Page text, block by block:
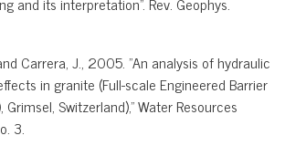
Carrera, J., 2005. "An analysis of hydraulic
in granite (Full-scale Engineered Barrier
Grimsel, Switzerland)," Water Resources
3.